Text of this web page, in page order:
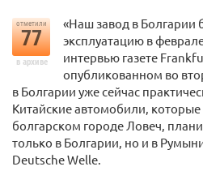
отметили
77
в архиве
«Наш завод в Болгарии
эксплуатацию в
интервью газете
опубликованном во
в Болгарии уже сейчас
Китайские автомобили, которые
болгарском городе Ловеч,
только в Болгарии, но и в
Deutsche Welle.